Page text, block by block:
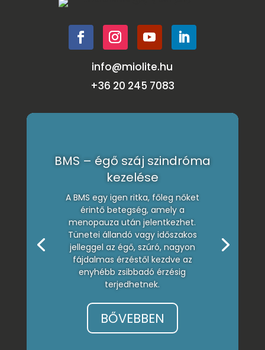
info@miolite.hu
+36 20 245 7083
BMS – égő száj szindróma
kezelése
A BMS egy igen ritka, főleg nőket
érintő betegség, amely a
menopauza után jelentkezhet.
Tünetei állandó vagy időszakos
jelleggel az égő, szúró, nagyon
fájdalmas érzéstől kezdve az
enyhébb zsibbadó érzésig
terjedhetnek.
BŐVEBBEN